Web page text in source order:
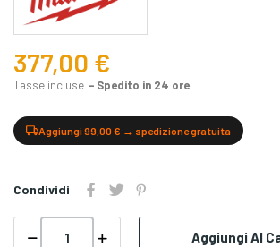
377,00 €
Tasse incluse Spedito in 24 ore
Aggiungi 99,00 € → spedizione gratuita
Condividi
Aggiungi Al